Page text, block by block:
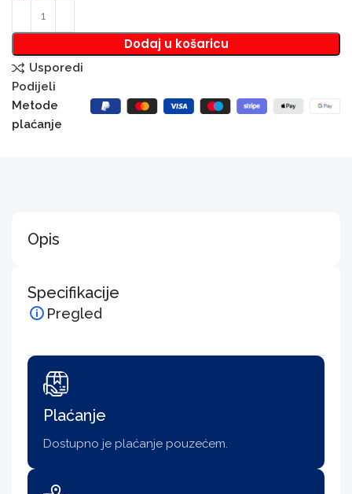
Dodaj u košaricu
Usporedi
Podijeli
Metode
plaćanje
Opis
Specifikacije
Pregled
Plaćanje
Dostupno je plaćanje pouzećem.